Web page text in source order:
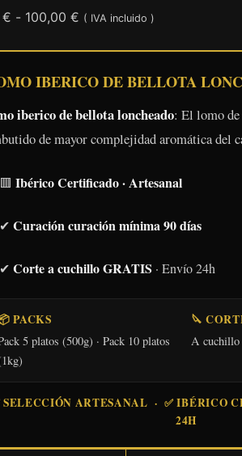
€ - 100,00 € Rango
desde
hasta
100,00 €
( IVA incluido )
IBERICO DE BELLOTA
iberico de bellota loncheado: El lomo
de mayor complejidad aromática del
🟥 Ibérico Certificado · Artesanal
✔ Curación curación mínima 90 días
✔ Corte a cuchillo GRATIS · Envío 24h
PACKS
5 platos (500g) · Pack 10 platos
🔪
A cuchillo
SELECCIÓN ARTESANAL · ✅ IBÉRICO
24H